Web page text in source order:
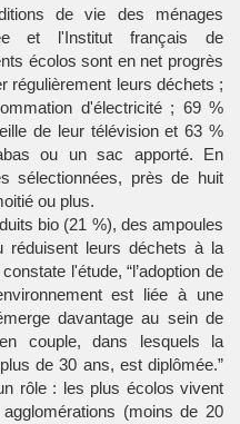
de vie des ménages
et l'Institut français de
écolos sont en net progrès
régulièrement leurs déchets ;
d'électricité ; 69 %
de leur télévision et 63 %
ou un sac apporté. En
sélectionnées, près de huit
ou plus.
bio (21 %), des ampoules
réduisent leurs déchets à la
l'étude, “l’adoption de
est liée à une
davantage au sein de
couple, dans lesquels la
de 30 ans, est diplômée.”
rôle : les plus écolos vivent
(moins de 20